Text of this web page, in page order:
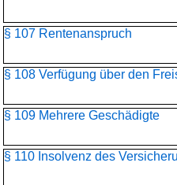
§ 107 Rentenanspruch
§ 108 Verfügung über den
§ 109 Mehrere Geschädigte
§ 110 Insolvenz des